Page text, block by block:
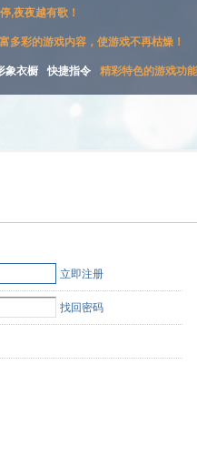
,夜夜越有歌！
多彩的游戏内容，使游戏不再枯燥！
象衣橱 快捷指令 精彩特色的游戏功
立即注册
找回密码